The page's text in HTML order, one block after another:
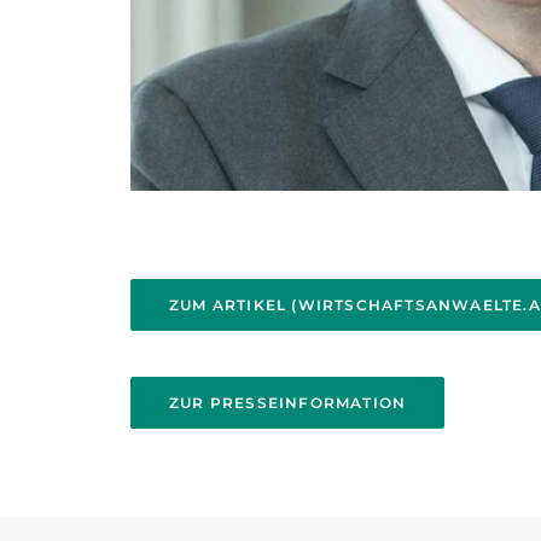
ZUM ARTIKEL
ZUR PRESSEINFORMATION